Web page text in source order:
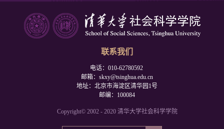
联系我们
电话：010-62780592
邮箱：skxy@tsinghua.edu.cn
地址：北京市海淀区清华园1号
邮编：100084
Copyright© 2002 - 2020 清华大学社会科学学院